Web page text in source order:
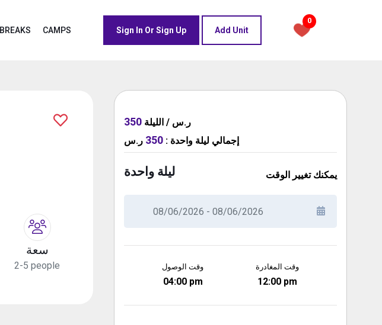
BREAKS CAMPS Sign In Or Sign Up Add Unit
0
سعة
2-5 people
350 ر.س / الليلة
إجمالي ليلة واحدة :
350 ر.س
ليلة واحدة يمكنك تغيير الوقت
وقت الوصول
04:00 pm
وقت المغادرة
12:00 pm